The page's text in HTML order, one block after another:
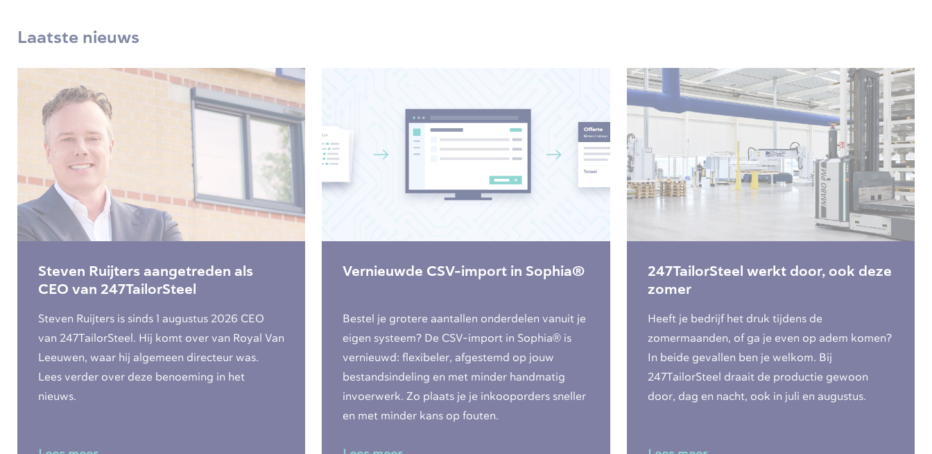
Laatste nieuws
Steven Ruijters aangetreden als
CEO van 247TailorSteel
Steven Ruijters is sinds 1 augustus 2026 CEO
van 247TailorSteel. Hij komt over van Royal Van
Leeuwen, waar hij algemeen directeur was.
Lees verder over deze benoeming in het
nieuws.
Vernieuwde CSV-import in Sophia®
Bestel je grotere aantallen onderdelen vanuit je
eigen systeem? De CSV-import in Sophia® is
vernieuwd: flexibeler, afgestemd op jouw
bestandsindeling en met minder handmatig
invoerwerk. Zo plaats je je inkooporders sneller
en met minder kans op fouten.
247TailorSteel werkt door, ook deze
zomer
Heeft je bedrijf het druk tijdens de
zomermaanden, of ga je even op adem komen?
In beide gevallen ben je welkom. Bij
247TailorSteel draait de productie gewoon
door, dag en nacht, ook in juli en augustus.